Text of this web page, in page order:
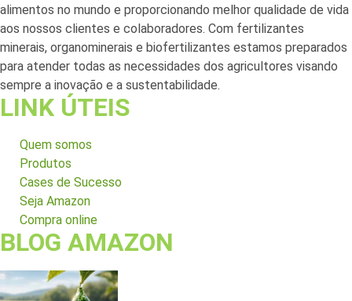
alimentos no mundo e proporcionando melhor qualidade de vida
aos nossos clientes e colaboradores. Com fertilizantes
minerais, organominerais e biofertilizantes estamos preparados
para atender todas as necessidades dos agricultores visando
sempre a inovação e a sustentabilidade.
LINK ÚTEIS
Quem somos
Produtos
Cases de Sucesso
Seja Amazon
Compra online
BLOG AMAZON